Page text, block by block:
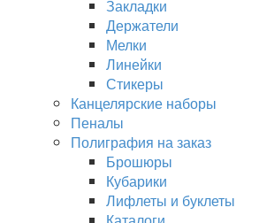
Закладки
Держатели
Мелки
Линейки
Стикеры
Канцелярские наборы
Пеналы
Полиграфия на заказ
Брошюры
Кубарики
Лифлеты и буклеты